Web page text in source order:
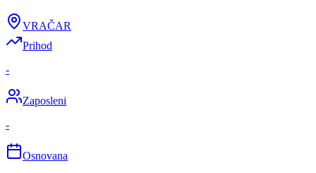
VRAČAR
Prihod
-
Zaposleni
-
Osnovana